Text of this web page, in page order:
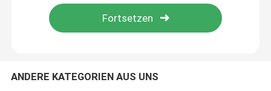
Über uns
Fabrik-Ausflug
ANDERE KATEGORIEN AUS UNS